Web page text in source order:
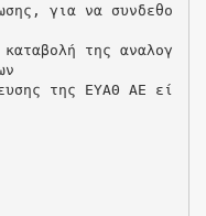
για να συνδεθο
της αναλογ
της ΕΥΑΘ ΑΕ εί